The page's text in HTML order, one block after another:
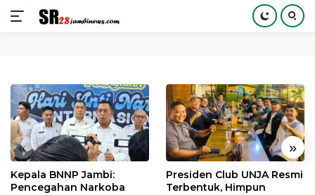
konten
« »
Kepala BNNP Jambi:
Pencegahan Narkoba
Presiden Club UNJA Resmi
Terbentuk, Himpun